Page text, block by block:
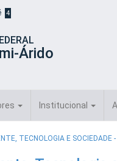
4
Árido
Institucional
TECNOLOGIA E SOCIEDADE